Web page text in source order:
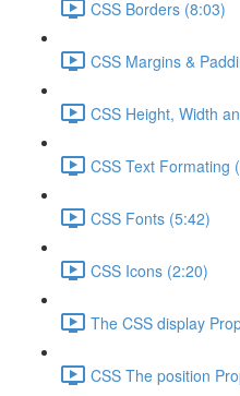
CSS Borders (8:03)
CSS Margins &
CSS Height, Width
CSS Text Formating
CSS Fonts (5:42)
CSS Icons (2:20)
The CSS display
CSS The position